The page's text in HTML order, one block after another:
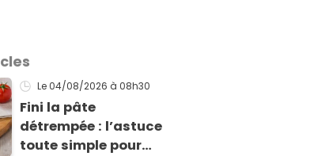
Le 04/08/2026 à 08h30
Fini la pâte
détrempée : l’astuce
toute simple pour